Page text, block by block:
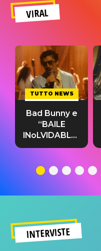
VIRAL
TUTTO NEWS
Bad Bunny e
“BAILE
INoLVIDABLE”:
testo,
significato
INTERVISTE